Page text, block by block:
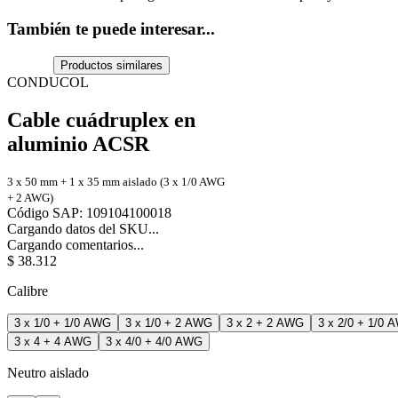
También te puede interesar...
Productos similares
CONDUCOL
Cable cuádruplex en
aluminio ACSR
3 x 50 mm + 1 x 35 mm aislado (3 x 1/0 AWG
+ 2 AWG)
Código SAP: 109104100018
Cargando datos del SKU...
Cargando comentarios...
$ 38.312
Calibre
3 x 1/0 + 1/0 AWG 3 x 1/0 + 2 AWG 3 x 2 + 2 AWG
3 x 2/0 + 1/0
3 x 4 + 4 AWG
3 x 4/0 + 4/0 AWG
Neutro aislado